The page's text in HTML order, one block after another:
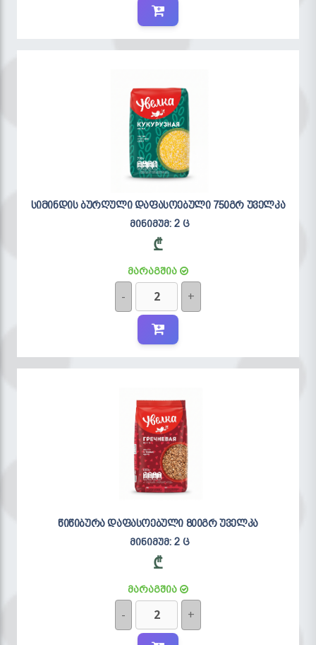
სიმინდის ბურღული დაფასოებული 750გრ უველკა
მინიმუმ: 2 ც
₾
მარაგშია
- +
წიწიბურა დაფასოებული 800გრ უველკა
მინიმუმ: 2 ც
₾
მარაგშია
- +